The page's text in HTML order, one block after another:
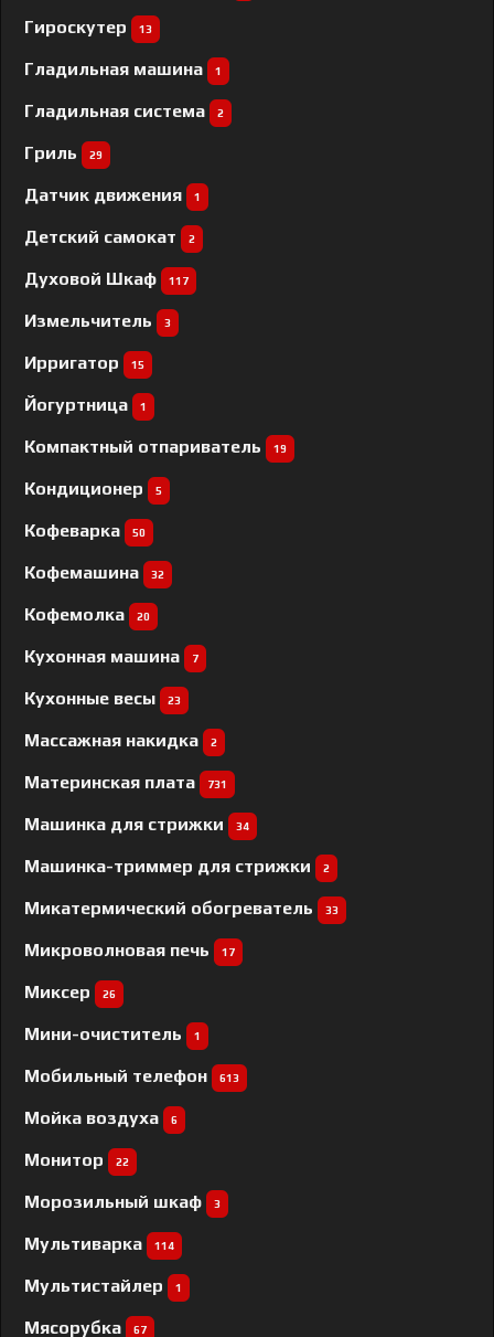
Гироскутер 13
Гладильная машина 1
Гладильная система 2
Гриль 29
Датчик движения 1
Детский самокат 2
Духовой Шкаф 117
Измельчитель 3
Ирригатор 15
Йогуртница 1
Компактный отпариватель 19
Кондиционер 5
Кофеварка 50
Кофемашина 32
Кофемолка 20
Кухонная машина 7
Кухонные весы 23
Массажная накидка 2
Материнская плата 731
Машинка для стрижки 34
Машинка-триммер для стрижки 2
Микатермический обогреватель 33
Микроволновая печь 17
Миксер 26
Мини-очиститель 1
Мобильный телефон 613
Мойка воздуха 6
Монитор 22
Морозильный шкаф 3
Мультиварка 114
Мультистайлер 1
Мясорубка 67